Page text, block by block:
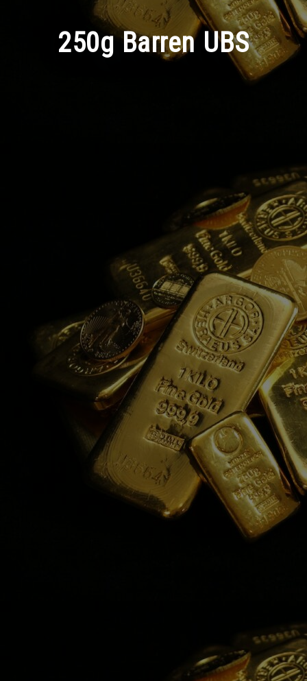
250g Barren UBS